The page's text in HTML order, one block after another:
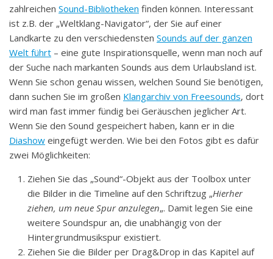
zahlreichen Sound-Bibliotheken finden können. Interessant
ist z.B. der „Weltklang-Navigator“, der Sie auf einer
Landkarte zu den verschiedensten Sounds auf der ganzen
Welt führt – eine gute Inspirationsquelle, wenn man noch auf
der Suche nach markanten Sounds aus dem Urlaubsland ist.
Wenn Sie schon genau wissen, welchen Sound Sie benötigen,
dann suchen Sie im großen Klangarchiv von Freesounds, dort
wird man fast immer fündig bei Geräuschen jeglicher Art.
Wenn Sie den Sound gespeichert haben, kann er in die
Diashow eingefügt werden. Wie bei den Fotos gibt es dafür
zwei Möglichkeiten:
Ziehen Sie das „Sound“-Objekt aus der Toolbox unter
die Bilder in die Timeline auf den Schriftzug „Hierher
ziehen, um neue Spur anzulegen„. Damit legen Sie eine
weitere Soundspur an, die unabhängig von der
Hintergrundmusikspur existiert.
Ziehen Sie die Bilder per Drag&Drop in das Kapitel auf